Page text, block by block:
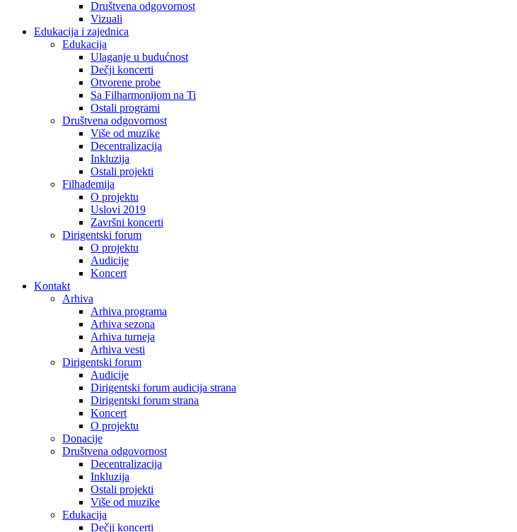
Društvena odgovornost
Vizuali
Edukacija i zajednica
Edukacija
Ulaganje u budućnost
Dečji koncerti
Otvorene probe
Sa Filharmonijom na Ti
Ostali programi
Društvena odgovornost
Više od muzike
Decentralizacija
Inkluzija
Ostali projekti
Filhademija
O projektu
Uslovi 2019
Završni koncerti
Dirigentski forum
O projektu
Audicije
Koncert
Kontakt
Arhiva
Arhiva programa
Arhiva sezona
Arhiva turneja
Arhiva vesti
Dirigentski forum
Audicije
Dirigentski forum audicija strana
Dirigentski forum strana
Koncert
O projektu
Donacije
Društvena odgovornost
Decentralizacija
Inkluzija
Ostali projekti
Više od muzike
Edukacija
Dečji koncerti